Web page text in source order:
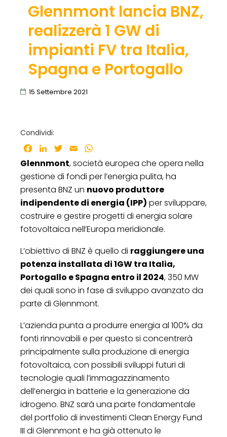
Glennmont lancia BNZ,
realizzerà 1 GW di
impianti FV tra Italia,
Spagna e Portogallo
15 Settembre 2021
Condividi:
Facebook
LinkedInTwitter
Email
Glennmont, società europea che opera nella
gestione di fondi per l’energia pulita, ha
presenta BNZ un nuovo produttore
indipendente di energia (IPP) per sviluppare,
costruire e gestire progetti di energia solare
fotovoltaica nell’Europa meridionale.
L’obiettivo di BNZ è quello di raggiungere una
potenza installata di 1GW tra Italia,
Portogallo e Spagna entro il 2024, 350 MW
dei quali sono in fase di sviluppo avanzato da
parte di Glennmont.
L’azienda punta a produrre energia al 100% da
fonti rinnovabili e per questo si concentrerà
principalmente sulla produzione di energia
fotovoltaica, con possibili sviluppi futuri di
tecnologie quali l’immagazzinamento
dell’energia in batterie e la generazione da
idrogeno. BNZ sarà una parte fondamentale
del portfolio di investimenti Clean Energy Fund
III di Glennmont e ha già ottenuto le